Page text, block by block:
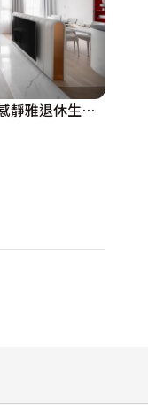
揉合信仰與生活現代質感靜雅退休生活│現代風│48坪